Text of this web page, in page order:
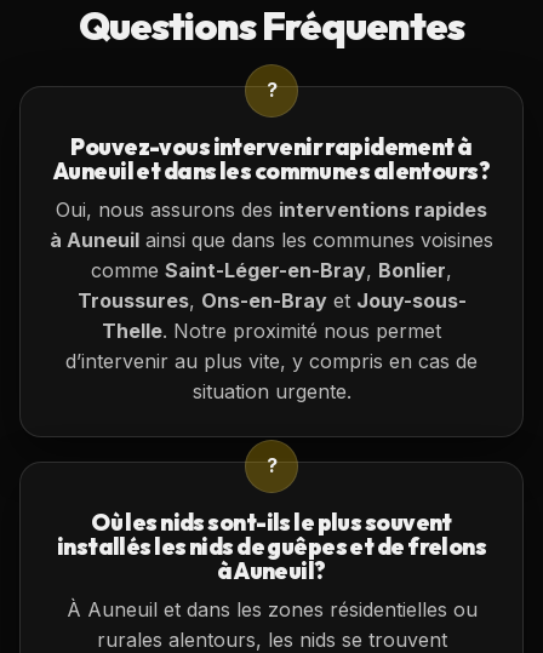
Questions Fréquentes
?
Pouvez-vous intervenir rapidement à
Auneuil et dans les communes alentours?
Oui, nous assurons des interventions rapides
à Auneuil ainsi que dans les communes voisines
comme Saint-Léger-en-Bray, Bonlier,
Troussures, Ons-en-Brayet Jouy-sous-
Thelle. Notre proximité nous permet
d’intervenir au plus vite, y compris en cas de
situation urgente.
?
Où les nids sont-ils le plus souvent
installés les nids de guêpes et de frelons
à Auneuil?
À Auneuil et dans les zones résidentielles ou
rurales alentours, les nids se trouvent